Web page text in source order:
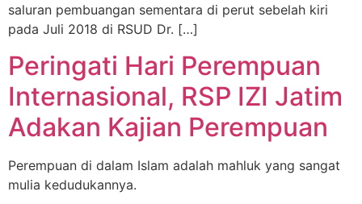
saluran pembuangan sementara di perut sebelah kiri
pada Juli 2018 di RSUD Dr. […]
Peringati Hari Perempuan
Internasional, RSP IZI Jatim
Adakan Kajian Perempuan
Perempuan di dalam Islam adalah mahluk yang sangat
mulia kedudukannya.